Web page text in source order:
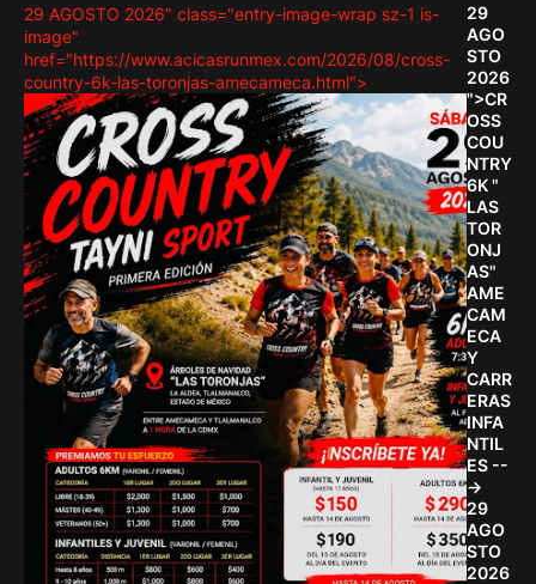
29 AGOSTO 2026" class="entry-image-wrap sz-1 is-
image"
href="https://www.acicasrunmex.com/2026/08/cross-
country-6k-las-toronjas-amecameca.html">
29
AGO
STO
2026
">CR
OSS
COU
NTRY
6K "
LAS
TOR
ONJ
AS"
AME
CAM
ECA
Y
CARR
ERAS
INFA
NTIL
ES --
->
29
AGO
STO
2026